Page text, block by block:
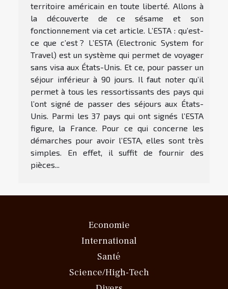
territoire américain en toute liberté. Allons à
la découverte de ce sésame et son
fonctionnement via cet article. L’ESTA : qu’est-
ce que c’est ? L’ESTA (Electronic System for
Travel) est un système qui permet de voyager
sans visa aux États-Unis. Et ce, pour passer un
séjour inférieur à 90 jours. Il faut noter qu’il
permet à tous les ressortissants des pays qui
l’ont signé de passer des séjours aux États-
Unis. Parmi les 37 pays qui ont signés l’ESTA
figure, la France. Pour ce qui concerne les
démarches pour avoir l’ESTA, elles sont très
simples. En effet, il suffit de fournir des
pièces...
Economie
International
Santé
Science/High-Tech